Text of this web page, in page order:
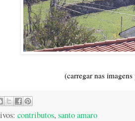
(carregar nas
contributos, santo amaro